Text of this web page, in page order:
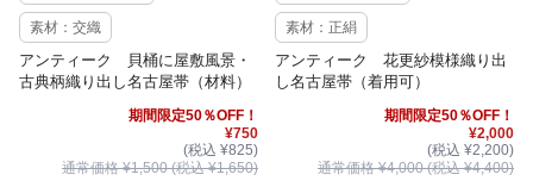
素材：交織
アンティーク 貝桶に屋敷風景・
古典柄織り出し名古屋帯（材料）
期間限定50％OFF！
¥750
(税込 ¥825)
通常価格 ¥1,500 (税込 ¥1,650)
素材：正絹
アンティーク 花更紗模様織り出
し名古屋帯（着用可）
期間限定50％OFF！
¥2,000
(税込 ¥2,200)
通常価格 ¥4,000 (税込 ¥4,400)